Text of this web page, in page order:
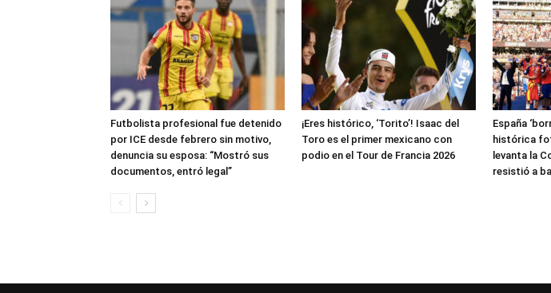
Futbolista profesional fue detenido
por ICE desde febrero sin motivo,
denuncia su esposa: “Mostró sus
documentos, entró legal”
¡Eres histórico, ‘Torito’! Isaac del
Toro es el primer mexicano con
podio en el Tour de Francia 2026
España
histórica
levanta la
resistió a